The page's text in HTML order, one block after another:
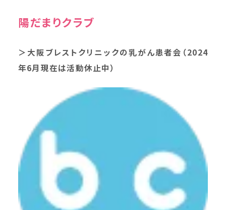
陽だまりクラブ
＞大阪ブレストクリニックの乳がん患者会（2024
年6月現在は活動休止中）